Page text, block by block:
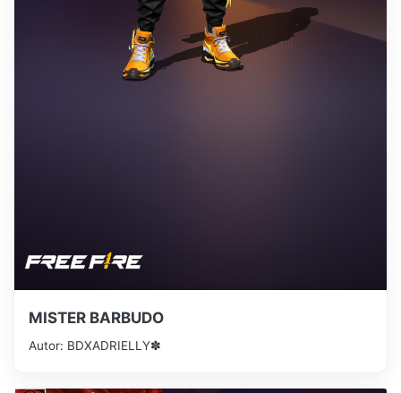
MISTER BARBUDO
Autor: BDXㅤADRIELLY✽